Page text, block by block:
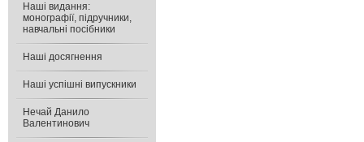
Наші видання:
монографії, підручники,
навчальні посібники
Наші досягнення
Наші успішні випускники
Нечай Данило
Валентинович